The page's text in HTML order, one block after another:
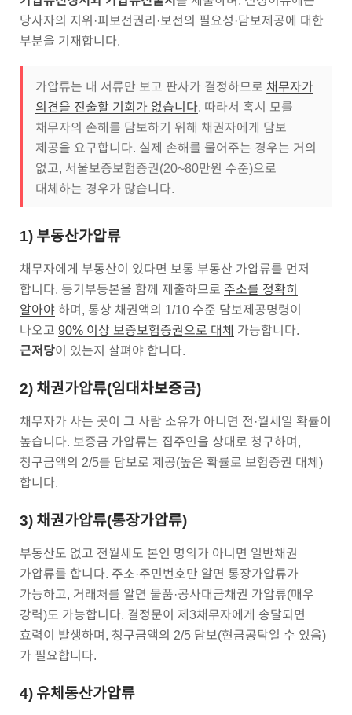
당사자의 지위·피보전권리·보전의 필요성·담보제공에 대한
부분을 기재합니다.
가압류는 내 서류만 보고 판사가 결정하므로 채무자가
의견을 진술할 기회가 없습니다. 따라서 혹시 모를
채무자의 손해를 담보하기 위해 채권자에게 담보
제공을 요구합니다. 실제 손해를 물어주는 경우는 거의
없고, 서울보증보험증권(20~80만원 수준)으로
대체하는 경우가 많습니다.
1) 부동산가압류
채무자에게 부동산이 있다면 보통 부동산 가압류를 먼저
합니다. 등기부등본을 함께 제출하므로 주소를 정확히
알아야하며, 통상 채권액의 1/10 수준 담보제공명령이
나오고 90% 이상 보증보험증권으로 대체 가능합니다.
근저당이 있는지 살펴야 합니다.
2) 채권가압류(임대차보증금)
채무자가 사는 곳이 그 사람 소유가 아니면 전·월세일 확률이
높습니다. 보증금 가압류는 집주인을 상대로 청구하며,
청구금액의 2/5를 담보로 제공(높은 확률로 보험증권 대체)
합니다.
3) 채권가압류(통장가압류)
부동산도 없고 전월세도 본인 명의가 아니면 일반채권
가압류를 합니다. 주소·주민번호만 알면 통장가압류가
가능하고, 거래처를 알면 물품·공사대금채권 가압류(매우
강력)도 가능합니다. 결정문이 제3채무자에게 송달되면
효력이 발생하며, 청구금액의 2/5 담보(현금공탁일 수 있음)
가 필요합니다.
4) 유체동산가압류